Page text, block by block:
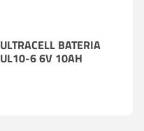
ULTRACELL BATERIA
UL10-6 6V 10AH